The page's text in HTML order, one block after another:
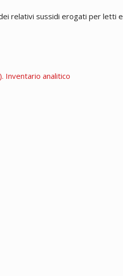
relativi sussidi erogati per letti e
Inventario analitico